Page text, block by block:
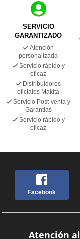
SERVICIO
GARANTIZADO
Atención
personalizada
Servicio rápido y
eficaz
Distribuidores
oficiales Makita
Servicio Post-venta y
Garantías
Servicio rápido y
eficaz
Facebook
Atención al